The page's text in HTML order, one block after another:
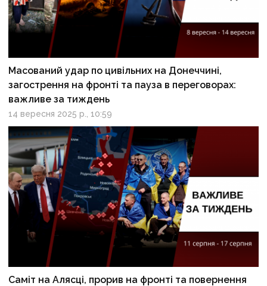
Масований удар по цивільних на Донеччині,
загострення на фронті та пауза в переговорах:
важливе за тиждень
14 вересня 2025 р., 10:59
Саміт на Алясці, прорив на фронті та повернення